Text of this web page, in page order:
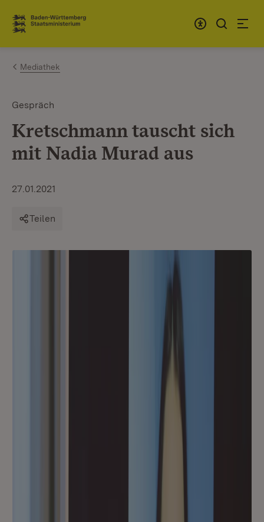
Zum Inhalt springen
Link zur Startseite
Mediathek
Gespräch
Kretschmann tauscht sich
mit Nadia Murad aus
27.01.2021
Teilen